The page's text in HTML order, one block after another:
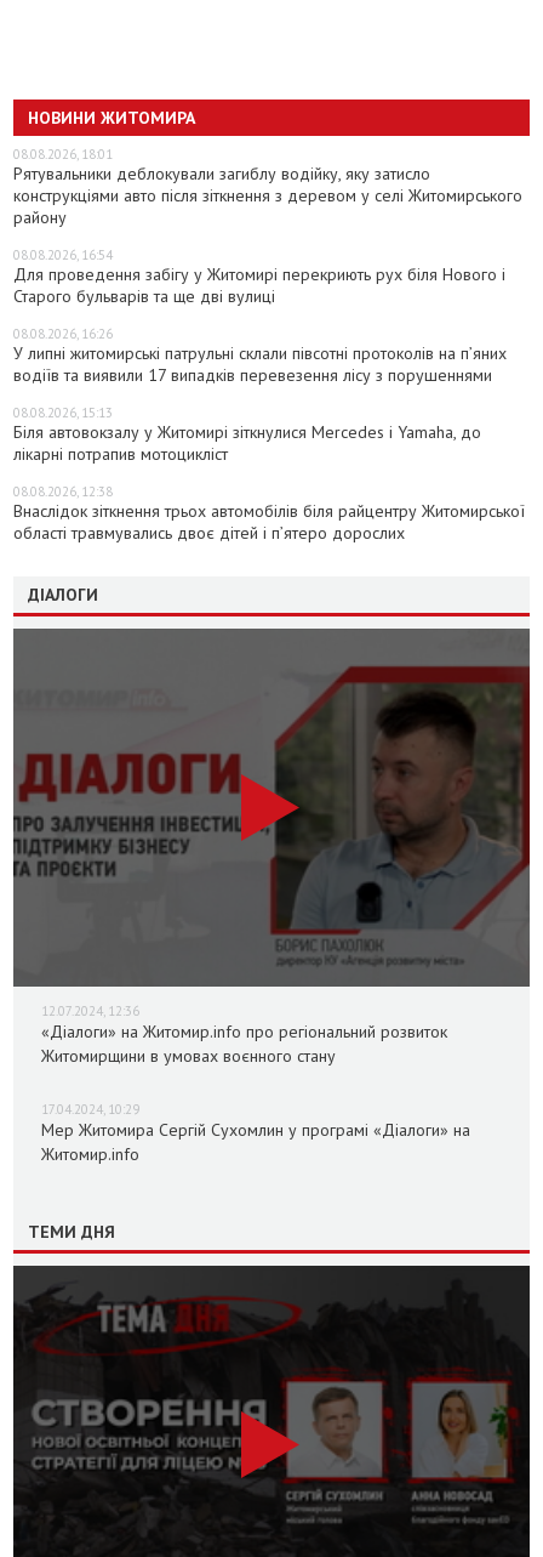
НОВИНИ ЖИТОМИРА
08.08.2026, 18:01
Рятувальники деблокували загиблу водійку, яку затисло
конструкціями авто після зіткнення з деревом у селі Житомирського
району
08.08.2026, 16:54
Для проведення забігу у Житомирі перекриють рух біля Нового і
Старого бульварів та ще дві вулиці
08.08.2026, 16:26
У липні житомирські патрульні склали півсотні протоколів на пʼяних
водіїв та виявили 17 випадків перевезення лісу з порушеннями
08.08.2026, 15:13
Біля автовокзалу у Житомирі зіткнулися Mercedes і Yamaha, до
лікарні потрапив мотоцикліст
08.08.2026, 12:38
Внаслідок зіткнення трьох автомобілів біля райцентру Житомирської
області травмувались двоє дітей і пʼятеро дорослих
ДІАЛОГИ
12.07.2024, 12:36
«Діалоги» на Житомир.info про регіональний розвиток
Житомирщини в умовах воєнного стану
17.04.2024, 10:29
Мер Житомира Сергій Сухомлин у програмі «Діалоги» на
Житомир.info
ТЕМИ ДНЯ